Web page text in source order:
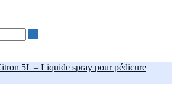
5L – Liquide spray pour pédicure